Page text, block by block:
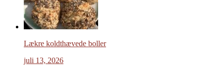
Lækre koldthævede boller
juli 13, 2026